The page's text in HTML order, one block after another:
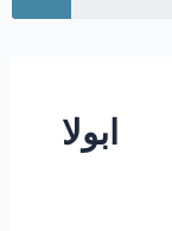
ابولا